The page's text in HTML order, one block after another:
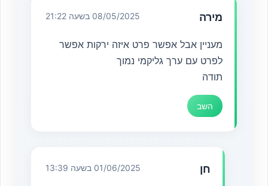
מירה 08/05/2025 בשעה 21:22
מעניין אבל אפשר פרט איזה ירקות אפשר
לפרט עם ערך גליקמי נמוך
תודה
השב
חן 01/06/2025 בשעה 13:39